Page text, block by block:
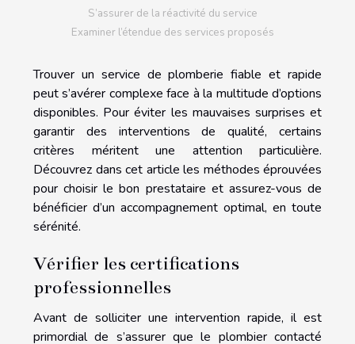
S’assurer de la réactivité du service
Examiner l’étendue des services proposés
Trouver un service de plomberie fiable et rapide
peut s’avérer complexe face à la multitude d’options
disponibles. Pour éviter les mauvaises surprises et
garantir des interventions de qualité, certains
critères méritent une attention particulière.
Découvrez dans cet article les méthodes éprouvées
pour choisir le bon prestataire et assurez-vous de
bénéficier d’un accompagnement optimal, en toute
sérénité.
Vérifier les certifications
professionnelles
Avant de solliciter une intervention rapide, il est
primordial de s’assurer que le plombier contacté